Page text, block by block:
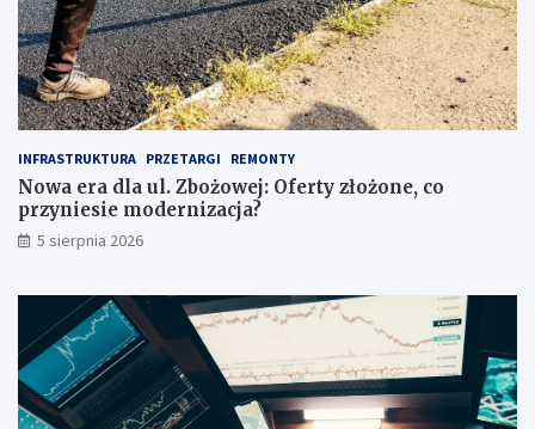
w
a
g
ę
p
r
e
d
z
a
p
m
?
s
p
a
r
c
i
!INFRASTRUKTURA PRZETARGI REMONTY
Nowa era dla ul. Zbożowej: Oferty złożone, co
przyniesie modernizacja?
5 sierpnia 2026